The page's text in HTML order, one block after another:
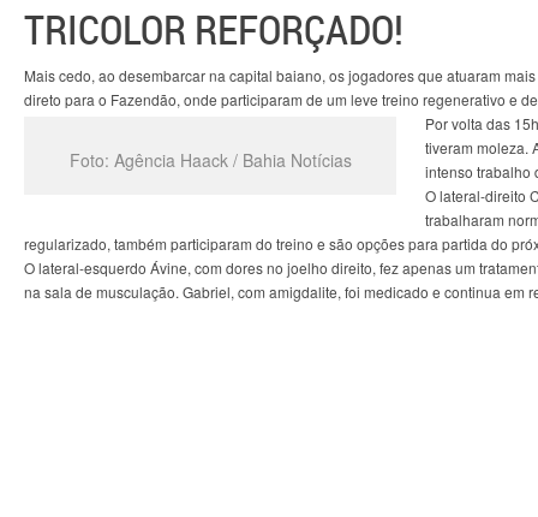
TRICOLOR REFORÇADO!
Mais cedo, ao desembarcar na capital baiano, os jogadores que atuaram
direto para o Fazendão, onde participaram de um leve treino regenerativo e
Foto: Agência Haack / Bahia Notícias
Por volta das
tiveram moleza.
intenso trabalho
O lateral-direito
trabalharam
regularizado, também participaram do treino e são opções para partida do
O lateral-esquerdo Ávine, com dores no joelho direito, fez apenas um
na sala de musculação. Gabriel, com amigdalite, foi medicado e continua em